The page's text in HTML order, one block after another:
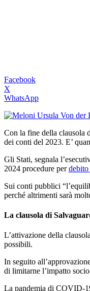
Facebook
X
WhatsApp
Con la fine della clausola
dei conti del 2023. E’
Gli Stati, segnala
2024 procedure perdebito
Sui conti pubblici
perché altrimenti sarà
La clausola di
L’attivazione della
possibili.
In seguito
di limitarne l’impatto
La pandemia di COVID-